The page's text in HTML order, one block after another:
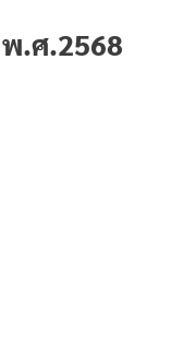
.ศ.2568